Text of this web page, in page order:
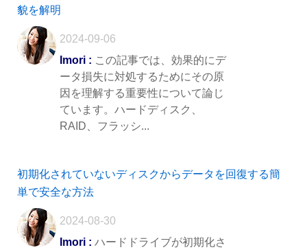
貌を解明
2024-09-06
Imori : この記事では、効果的にデ
ータ損失に対処するためにその原
因を理解する重要性について論じ
ています。ハードディスク、
RAID、フラッシ...
初期化されていないディスクからデータを回復する簡
単で安全な方法
2024-08-30
Imori : ハードドライブが初期化さ